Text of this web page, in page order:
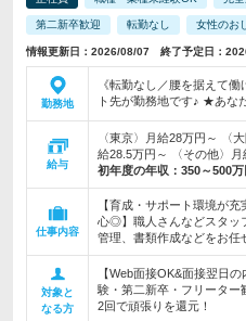
第二新卒歓迎 転勤なし 女性のお
情報更新日：2026/08/07 終了予定日：
勤務地
《転勤なし／腰を据えて
ト先が勤務地です♪ ★あな
給与
〈東京〉月給28万円～ 〈
給28.5万円～ 〈その他〉
初年度の年収： 350～500万
仕事内容
【育成・サポート環境が
心◎】職人さんなどスタッ
管理、書類作成などをお任
対象と
なる方
【Web面接OK&面接翌日
験・第二新卒・フリータ
2回で頑張りを還元！